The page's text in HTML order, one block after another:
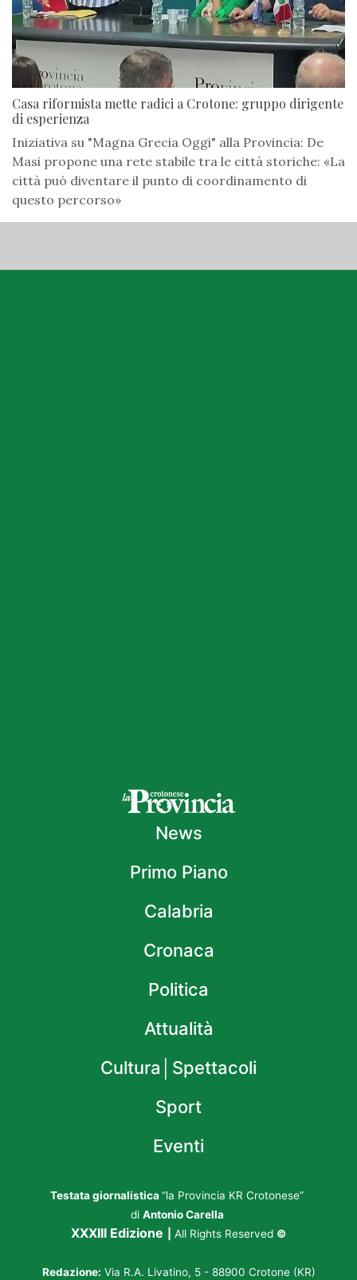
Casa riformista mette radici a Crotone: gruppo dirigente
di esperienza
Iniziativa su "Magna Grecia Oggi" alla Provincia: De
Masi propone una rete stabile tra le città storiche: «La
città può diventare il punto di coordinamento di
questo percorso»
News
Primo Piano
Calabria
Cronaca
Politica
Attualità
Cultura│Spettacoli
Sport
Eventi
Testata giornalistica “la Provincia KR Crotonese”
di Antonio Carella
XXXIII Edizione All Rights Reserved ©
Redazione: Via R.A. Livatino, 5 - 88900 Crotone (KR)